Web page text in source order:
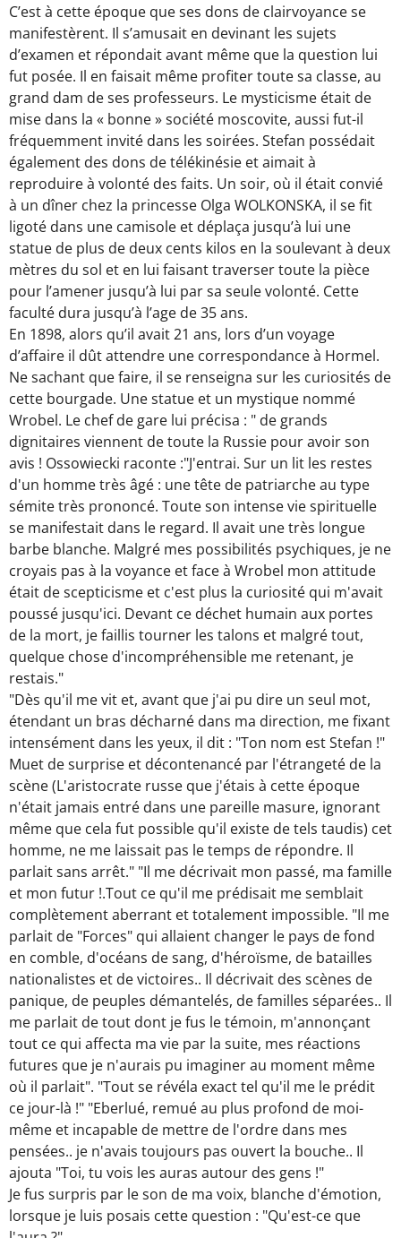
C’est à cette époque que ses dons de clairvoyance se
manifestèrent. Il s’amusait en devinant les sujets
d’examen et répondait avant même que la question lui
fut posée. Il en faisait même profiter toute sa classe, au
grand dam de ses professeurs. Le mysticisme était de
mise dans la « bonne » société moscovite, aussi fut-il
fréquemment invité dans les soirées. Stefan possédait
également des dons de télékinésie et aimait à
reproduire à volonté des faits. Un soir, où il était convié
à un dîner chez la princesse Olga WOLKONSKA, il se fit
ligoté dans une camisole et déplaça jusqu’à lui une
statue de plus de deux cents kilos en la soulevant à deux
mètres du sol et en lui faisant traverser toute la pièce
pour l’amener jusqu’à lui par sa seule volonté. Cette
faculté dura jusqu’à l’age de 35 ans.
En 1898, alors qu’il avait 21 ans, lors d’un voyage
d’affaire il dût attendre une correspondance à Hormel.
Ne sachant que faire, il se renseigna sur les curiosités de
cette bourgade. Une statue et un mystique nommé
Wrobel. Le chef de gare lui précisa : " de grands
dignitaires viennent de toute la Russie pour avoir son
avis ! Ossowiecki raconte :"J'entrai. Sur un lit les restes
d'un homme très âgé : une tête de patriarche au type
sémite très prononcé. Toute son intense vie spirituelle
se manifestait dans le regard. Il avait une très longue
barbe blanche. Malgré mes possibilités psychiques, je ne
croyais pas à la voyance et face à Wrobel mon attitude
était de scepticisme et c'est plus la curiosité qui m'avait
poussé jusqu'ici. Devant ce déchet humain aux portes
de la mort, je faillis tourner les talons et malgré tout,
quelque chose d'incompréhensible me retenant, je
restais."
"Dès qu'il me vit et, avant que j'ai pu dire un seul mot,
étendant un bras décharné dans ma direction, me fixant
intensément dans les yeux, il dit : "Ton nom est Stefan !"
Muet de surprise et décontenancé par l'étrangeté de la
scène (L'aristocrate russe que j'étais à cette époque
n'était jamais entré dans une pareille masure, ignorant
même que cela fut possible qu'il existe de tels taudis) cet
homme, ne me laissait pas le temps de répondre. Il
parlait sans arrêt." "Il me décrivait mon passé, ma famille
et mon futur !.Tout ce qu'il me prédisait me semblait
complètement aberrant et totalement impossible. "Il me
parlait de "Forces" qui allaient changer le pays de fond
en comble, d'océans de sang, d'héroïsme, de batailles
nationalistes et de victoires.. Il décrivait des scènes de
panique, de peuples démantelés, de familles séparées.. Il
me parlait de tout dont je fus le témoin, m'annonçant
tout ce qui affecta ma vie par la suite, mes réactions
futures que je n'aurais pu imaginer au moment même
où il parlait". "Tout se révéla exact tel qu'il me le prédit
ce jour-là !" "Eberlué, remué au plus profond de moi-
même et incapable de mettre de l'ordre dans mes
pensées.. je n'avais toujours pas ouvert la bouche.. Il
ajouta "Toi, tu vois les auras autour des gens !"
Je fus surpris par le son de ma voix, blanche d'émotion,
lorsque je luis posais cette question : "Qu'est-ce que